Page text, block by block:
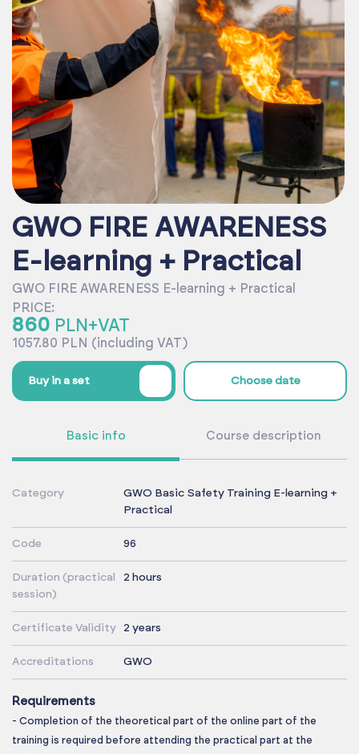
GWO FIRE AWARENESS
E-learning + Practical
GWO FIRE AWARENESS E-learning + Practical
PRICE:
860 PLN+VAT
1057.80 PLN (including VAT)
Buy in a set Choose date
Basic info Course description
Category
GWO Basic Safety Training E-learning +
Practical
Code 96
Duration (practical
session)
2 hours
Certificate Validity 2 years
Accreditations GWO
Requirements
- Completion of the theoretical part of the online part of the
training is required before attending the practical part at the